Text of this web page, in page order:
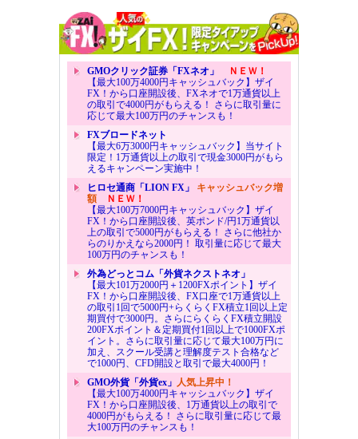
GMOクリック証券「FXネオ」
ＮＥＷ！
【最大100万4000円キャッシュバック】ザイ
FX！から口座開設後、FXネオで1万通貨以上
の取引で4000円がもらえる！ さらに取引量に
応じて最大100万円のチャンスも！
FXブロードネット
【最大6万3000円キャッシュバック】当サイト
限定！1万通貨以上の取引で現金3000円がもら
えるキャンペーン実施中！
ヒロセ通商「LION FX」 キャッシュバック増
額ＮＥＷ！
【最大100万7000円キャッシュバック】ザイ
FX！から口座開設後、英ポンド/円1万通貨以
上の取引で5000円がもらえる！ さらに他社か
らのりかえなら2000円！ 取引量に応じて最大
100万円のチャンスも！
外為どっとコム「外貨ネクストネオ」
【最大101万2000円＋1200FXポイント】ザイ
FX！から口座開設後、FX口座で1万通貨以上
の取引1回で5000円+らくらくFX積立1回以上定
期買付で3000円。さらにらくらくFX積立開設
200FXポイント＆定期買付1回以上で1000FXポ
イント。さらに取引量に応じて最大100万円に
加え、スクール受講と理解度テスト合格など
で1000円、CFD開設と取引で最大4000円！
GMO外貨「外貨ex」 人気上昇中！
【最大100万4000円キャッシュバック】ザイ
FX！から口座開設後、1万通貨以上の取引で
4000円がもらえる！ さらに取引量に応じて最
大100万円のチャンスも！